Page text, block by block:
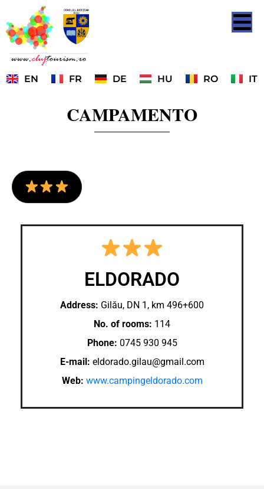
EN FR DE HU RO IT
CAMPAMENTO
ELDORADO
Address: Gilău, DN 1, km 496+600
No. of rooms: 114
Phone: 0745 930 945
E-mail: eldorado.gilau@gmail.com
Web: www.campingeldorado.com